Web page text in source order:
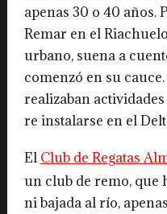
apenas 30 o 40 años.
Remar en el
urbano, suena a
comenzó en su
realizaban
re instalarse en el
El Club de Regatas
un club de remo, que
ni bajada al río,